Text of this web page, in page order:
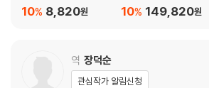
8,820원
10% 149,820원
10%
역 장덕순
관심작가 알림신청